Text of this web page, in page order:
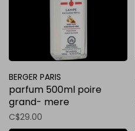
BERGER PARIS
parfum 500ml poire
grand- mere
C$29.00